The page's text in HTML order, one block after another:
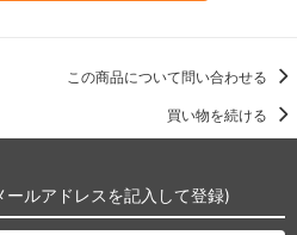
この商品について問い合わせる
買い物を続ける
ールアドレスを記入して登録)